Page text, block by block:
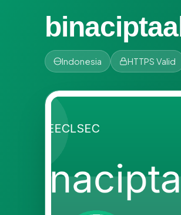
Indonesia HTTPS Valid